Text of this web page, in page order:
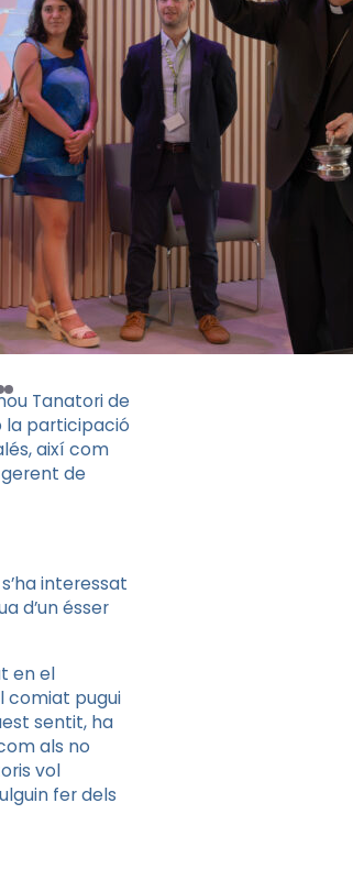
Tanatori de
la participació
així com
de
interessat
d’un ésser
en el
comiat pugui
sentit, ha
als no
vol
fer dels